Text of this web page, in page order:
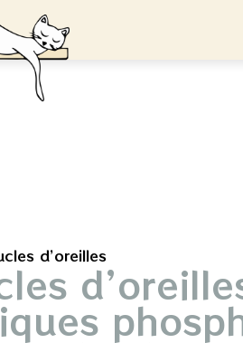
d’oreilles